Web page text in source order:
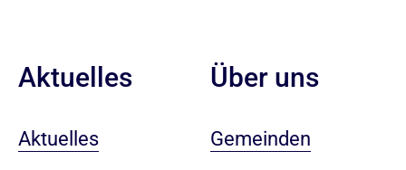
Aktuelles
Aktuelles
Über uns
Gemeinden